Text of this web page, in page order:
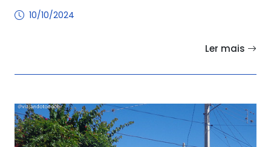
10/10/2024
Ler mais